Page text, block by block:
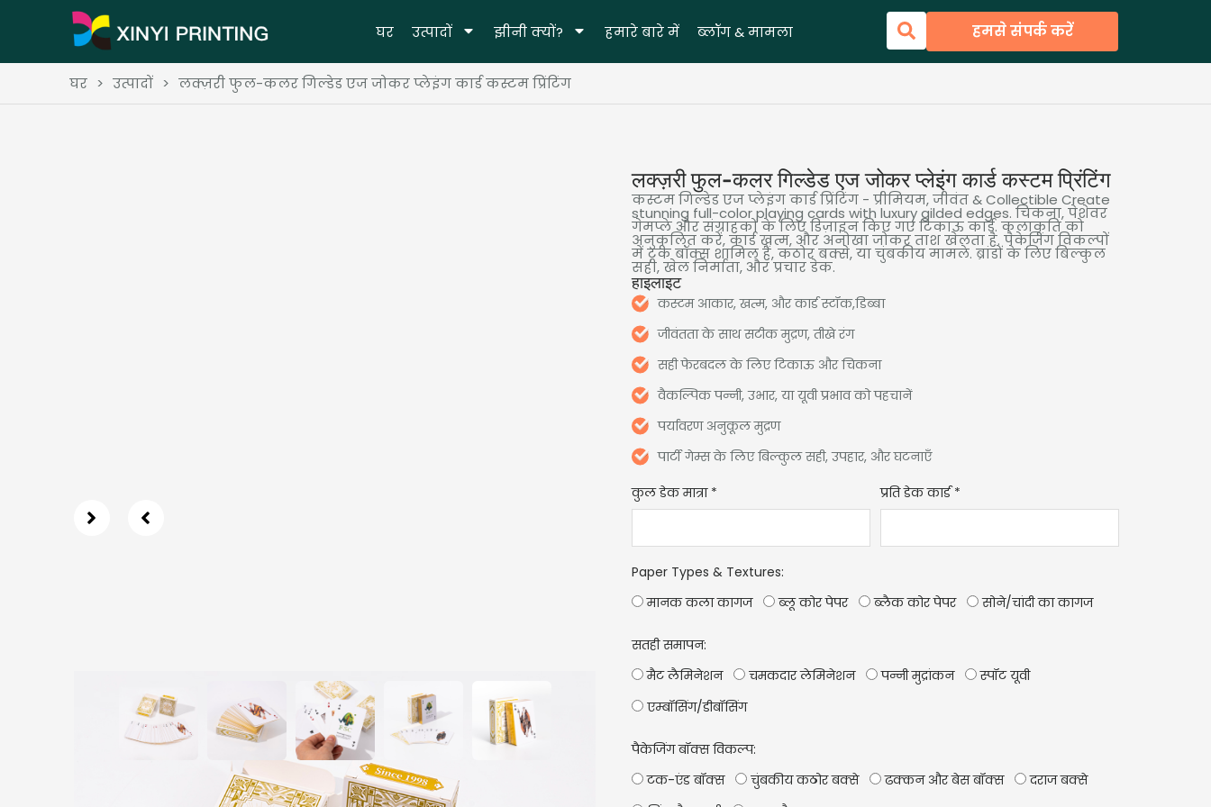
घर उत्पादों झीनी क्यों? हमारे बारे में ब्लॉग & मामला हमसे संपर्क करें
घर > उत्पादों > लक्ज़री फुल-कलर गिल्डेड एज जोकर प्लेइंग कार्ड कस्टम प्रिंटिंग
लक्ज़री फुल-कलर गिल्डेड एज जोकर प्लेइंग कार्ड कस्टम प्रिंटिंग
कस्टम गिल्डेड एज प्लेइंग कार्ड प्रिंटिंग - प्रीमियम, जीवंत &Collectible Create
stunning full-color playing cards with luxury gilded edges. चिकना, पेशेवर
गेमप्ले और संग्राहकों के लिए डिज़ाइन किए गए टिकाऊ कार्ड. कलाकृति को
अनुकूलित करें, कार्ड ख़त्म, और अनोखा जोकर ताश खेलता है. पैकेजिंग विकल्पों
में टक बॉक्स शामिल हैं, कठोर बक्से, या चुंबकीय मामले. ब्रांडों के लिए बिल्कुल
सही, खेल निर्माता, और प्रचार डेक.
हाइलाइट
कस्टम आकार, खत्म, और कार्ड स्टॉक,डिब्बा
जीवंतता के साथ सटीक मुद्रण, तीखे रंग
सही फेरबदल के लिए टिकाऊ और चिकना
वैकल्पिक पन्नी, उभार, या यूवी प्रभाव को पहचानें
पर्यावरण अनुकूल मुद्रण
पार्टी गेम्स के लिए बिल्कुल सही, उपहार, और घटनाएँ
कुल डेक मात्रा * प्रति डेक कार्ड *
Paper Types & Textures:
मानक कला कागज
ब्लू कोर पेपर ब्लैक कोर पेपर सोने/चांदी का कागज
सतही समापन:
मैट लैमिनेशन
चमकदार लेमिनेशन पन्नी मुद्रांकन
स्पॉट यूवी
एम्बॉसिंग/डीबॉसिंग
पैकेजिंग बॉक्स विकल्प:
टक-एंड बॉक्स
चुंबकीय कठोर बक्से ढक्कन और बेस बॉक्स
दराज बक्से